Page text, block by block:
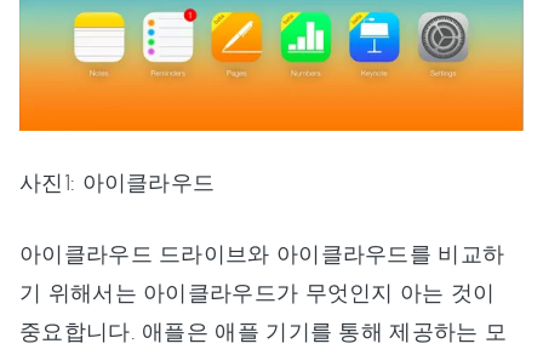
사진1: 아이클라우드
아이클라우드 드라이브와 아이클라우드를 비교하
기 위해서는 아이클라우드가 무엇인지 아는 것이
중요합니다. 애플은 애플 기기를 통해 제공하는 모